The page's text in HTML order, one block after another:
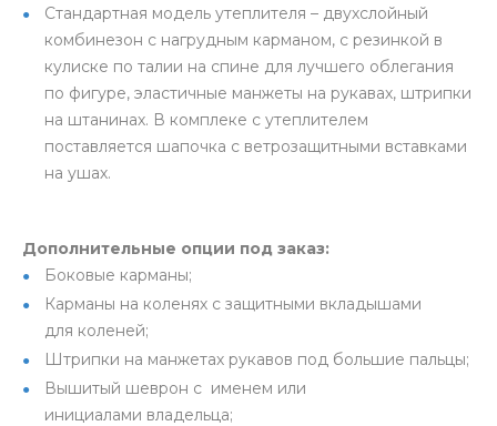
Стандартная модель утеплителя – двухслойный
комбинезон с нагрудным карманом, с резинкой в
кулиске по талии на спине для лучшего облегания
по фигуре, эластичные манжеты на рукавах, штрипки
на штанинах. В комплеке с утеплителем
поставляется шапочка с ветрозащитными вставками
на ушах.
Дополнительные опции под заказ:
Боковые карманы;
Карманы на коленях с защитными вкладышами
для коленей;
Штрипки на манжетах рукавов под большие пальцы;
Вышитый шеврон с именем или
инициалами владельца;